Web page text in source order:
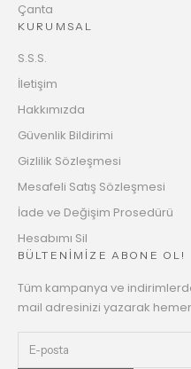
Çanta
KURUMSAL
S.S.S.
İletişim
Hakkımızda
Güvenlik Bildirimi
Gizlilik Sözleşmesi
Mesafeli Satış Sözleşmesi
İade ve Değişim Prosedürü
Hesabımı Sil
BÜLTENİMİZE ABONE OL!
Tüm kampanya ve
mail adresinizi yazarak